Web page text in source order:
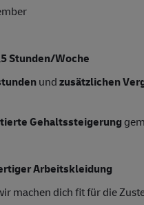
Stunden/Woche
undzusätzlichen
Gehaltssteigerung
Arbeitskleidung
machen dich fit für die